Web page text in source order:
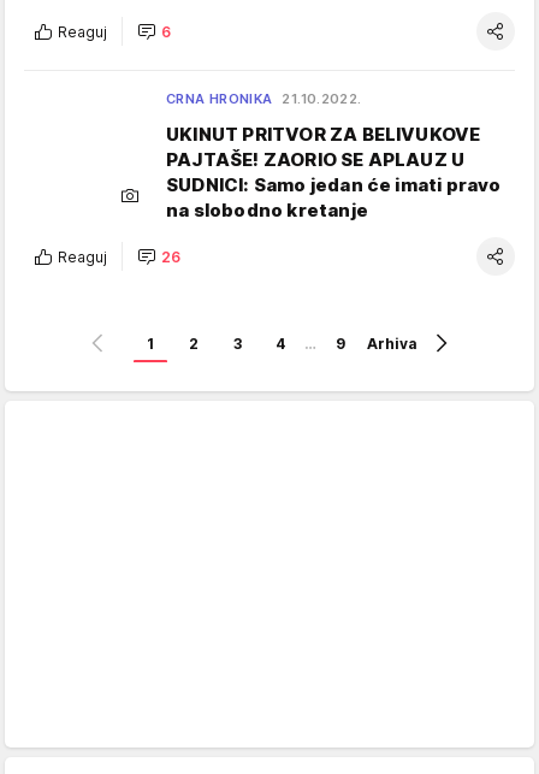
Reaguj 6
CRNA HRONIKA 21.10.2022.
UKINUT PRITVOR ZA BELIVUKOVE
PAJTAŠE! ZAORIO SE APLAUZ U
SUDNICI: Samo jedan će imati pravo
na slobodno kretanje
Reaguj 26
1 2 3 4 … 9 Arhiva